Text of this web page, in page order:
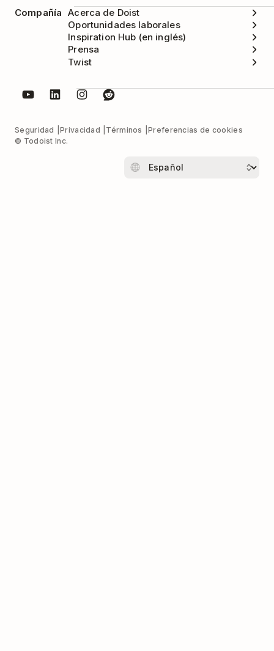
Compañía Acerca de Doist
Oportunidades laborales
Inspiration Hub (en inglés)
Prensa
Twist
Seguridad Privacidad Términos
Preferencias de cookies
© Todoist Inc.